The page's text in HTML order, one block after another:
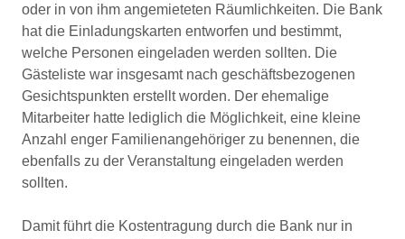
oder in von ihm angemieteten Räumlichkeiten. Die Bank
hat die Einladungskarten entworfen und bestimmt,
welche Personen eingeladen werden sollten. Die
Gästeliste war insgesamt nach geschäftsbezogenen
Gesichtspunkten erstellt worden. Der ehemalige
Mitarbeiter hatte lediglich die Möglichkeit, eine kleine
Anzahl enger Familienangehöriger zu benennen, die
ebenfalls zu der Veranstaltung eingeladen werden
sollten.
Damit führt die Kostentragung durch die Bank nur in